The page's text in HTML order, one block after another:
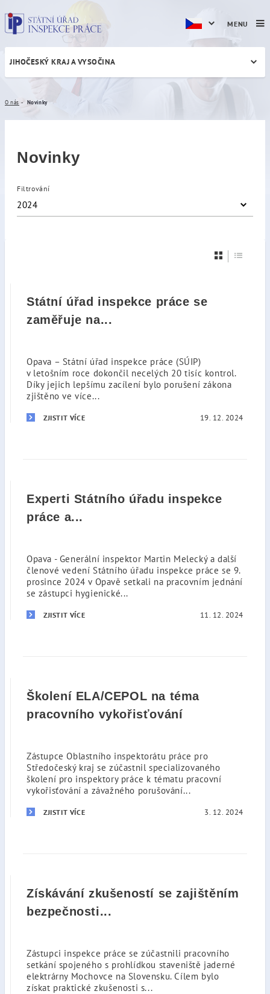
Novinky
JIHOČESKÝ KRAJ A VYSOČINA
O nás Novinky
Novinky
Filtrování
2024
Státní úřad inspekce práce se
zaměřuje na...
Opava – Státní úřad inspekce práce (SÚIP)
v letošním roce dokončil necelých 20 tisíc kontrol.
Díky jejich lepšímu zacílení bylo porušení zákona
zjištěno ve více...
ZJISTIT VÍCE 19. 12. 2024
Experti Státního úřadu inspekce
práce a...
Opava - Generální inspektor Martin Melecký a další
členové vedení Státního úřadu inspekce práce se 9.
prosince 2024 v Opavě setkali na pracovním jednání
se zástupci hygienické...
ZJISTIT VÍCE 11. 12. 2024
Školení ELA/CEPOL na téma
pracovního vykořisťování
Zástupce Oblastního inspektorátu práce pro
Středočeský kraj se zúčastnil specializovaného
školení pro inspektory práce k tématu pracovní
vykořisťování a závažného porušování...
ZJISTIT VÍCE 3. 12. 2024
Získávání zkušeností se zajištěním
bezpečnosti...
Zástupci inspekce práce se zúčastnili pracovního
setkání spojeného s prohlídkou staveniště jaderné
elektrárny Mochovce na Slovensku. Cílem bylo
získat praktické zkušenosti s...
MENU